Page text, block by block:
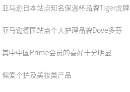
亚马逊日本站点知名保温杯品牌Tiger虎牌
亚马逊德国站点个人护理品牌Dove多芬
其中中国Prime会员的喜好十分明显
偏爱个护及美妆类产品